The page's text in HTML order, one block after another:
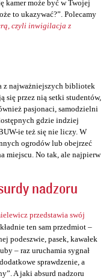
kamer może być w Twojej
to ukazywać?”. Polecamy
czyli inwigilacja z
z najważniejszych bibliotek
się przez nią setki studentów,
pasjonaci, samodzielni
gdzie indziej
ie też się nie liczy. W
ogrodów lub obejrzeć
miejscu. No tak, ale najpierw
nadzoru
przedstawia swój
ten sam przedmiot –
podeszwie, pasek, kawałek
– raz uruchamia sygnał
sprawdzenie, a
A jaki absurd nadzoru